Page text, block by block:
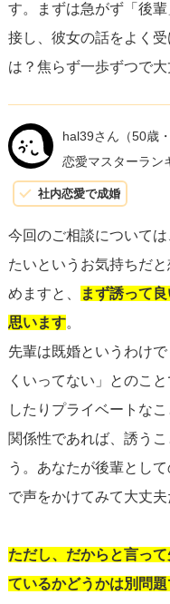
す。まずは急がず「後
接し、彼女の話をよく
は？焦らず一歩ずつで大
hal39さん （50歳
恋愛マスターラン
社内恋愛で成婚
今回のご相談について
たいというお気持ちだ
めますと、
まず誘って
思います。
先輩は既婚というわけ
くいってない」とのこ
したりプライベートな
関係性であれば、誘う
う。あなたが後輩とし
で声をかけてみて大丈夫
ただし、だからと言っ
ているかどうかは別問